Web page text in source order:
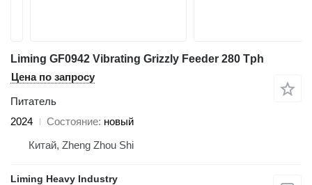
Liming GF0942 Vibrating Grizzly Feeder 280 Tph
Цена по запросу
Питатель
2024
Состояние новый
Китай, Zheng Zhou Shi
Liming Heavy Industry